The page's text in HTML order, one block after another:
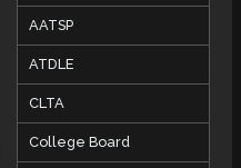
AATSP
ATDLE
CLTA
College Board